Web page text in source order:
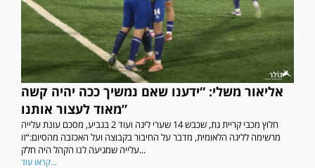
אליאור משלי: “ידענו שאם נמשיך ככה יהיה קשה
מאוד לעצור אותנו”
חלוץ מכבי קריית גת, שכבש 14 שערי ליגה ועוד 2 בגביע, מסכם עונת עלייה
מרשימה לליגה הלאומית, מדבר על החיבור בקבוצה ועל האכזבה מהסיום:“זו
עלייה שמגיעה לנו הקהל היה חלק...
קראו עוד...